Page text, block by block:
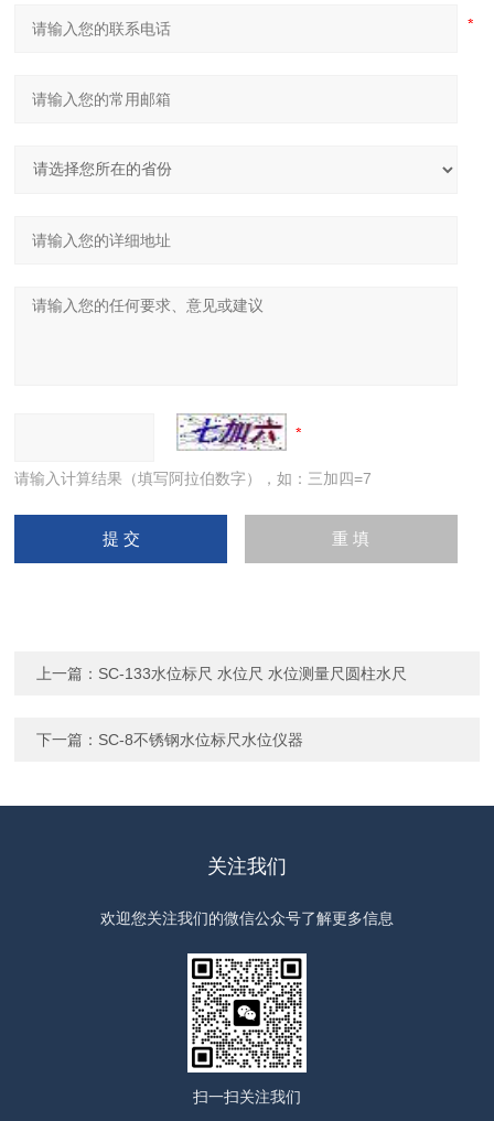
请输入计算结果（填写阿拉伯数字），如：三加四=7
上一篇： SC-133水位标尺 水位尺 水位测量尺圆柱水尺
下一篇： SC-8不锈钢水位标尺水位仪器
关注我们
欢迎您关注我们的微信公众号了解更多信息
扫一扫关注我们